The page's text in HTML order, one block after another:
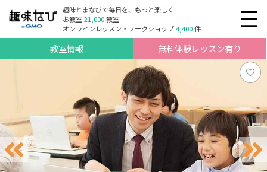
趣味とまなびで毎日を、もっと楽しく
お教室21,000教室
オンラインレッスン・ワークショップ4,400件
教室情報 無料体験レッスン有り